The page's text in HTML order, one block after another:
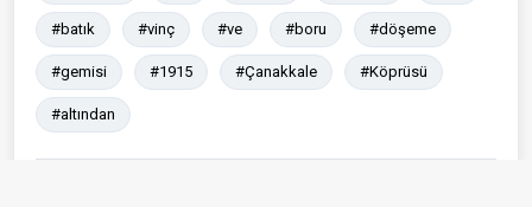
#batık #vinç #ve #boru #döşeme
#gemisi #1915 #Çanakkale #Köprüsü
#altından